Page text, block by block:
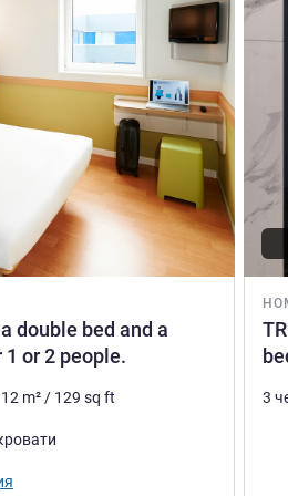
double bed and a
or 2 people.
12 m²/ 129 sq ft 3